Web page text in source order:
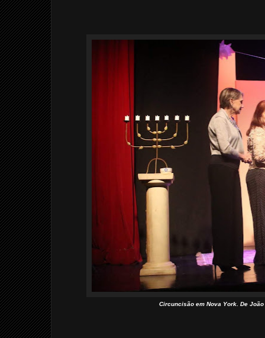
Circuncisão em Nova York. De